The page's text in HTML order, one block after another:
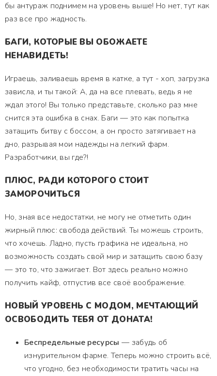
бы антураж поднимем на уровень выше! Но нет, тут как
раз все про жадность.
БАГИ, КОТОРЫЕ ВЫ ОБОЖАЕТЕ
НЕНАВИДЕТЬ!
Играешь, заливаешь время в катке, а тут - хоп, загрузка
зависла, и ты такой: А, да на все плевать, ведь я не
ждал этого! Вы только представьте, сколько раз мне
снится эта ошибка в снах. Баги — это как попытка
затащить битву с боссом, а он просто затягивает на
дно, разрывая мои надежды на легкий фарм.
Разработчики, вы где?!
ПЛЮС, РАДИ КОТОРОГО СТОИТ
ЗАМОРОЧИТЬСЯ
Но, зная все недостатки, не могу не отметить один
жирный плюс: свобода действий. Ты можешь строить,
что хочешь. Ладно, пусть графика не идеальна, но
возможность создать свой мир и затащить свою базу
— это то, что зажигает. Вот здесь реально можно
получить кайф, отпустив все своё воображение.
НОВЫЙ УРОВЕНЬ С МОДОМ, МЕЧТАЮЩИЙ
ОСВОБОДИТЬ ТЕБЯ ОТ ДОНАТА!
Беспредельные ресурсы — забудь об
изнурительном фарме. Теперь можно строить всё,
что угодно, без необходимости тратить часы на